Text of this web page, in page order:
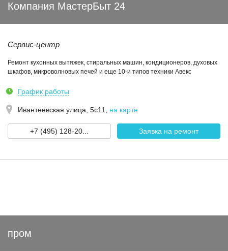
Компания МастерБыт 24
Сервис-центр
Ремонт кухонных вытяжек, стиральных машин, кондиционеров, духовых
шкафов, микроволновых печей и еще 10-и типов техники Авекс
График работы
Ивантеевская улица, 5с11 на карте
+7 (495) 128-20... Заявка на ремонт
пром